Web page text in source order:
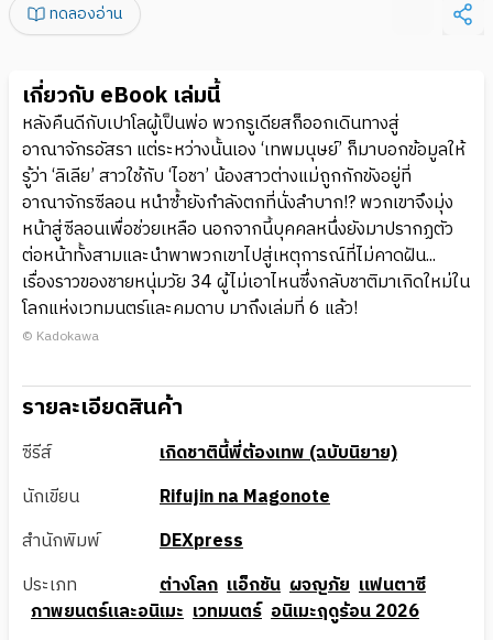
ทดลองอ่าน
เกี่ยวกับ eBook เล่มนี้
หลังคืนดีกับเปาโลผู้เป็นพ่อ พวกรูเดียสก็ออกเดินทางสู่
อาณาจักรอัสรา แต่ระหว่างนั้นเอง ‘เทพมนุษย์’ ก็มาบอกข้อมูลให้
รู้ว่า ‘ลิเลีย’ สาวใช้กับ ‘ไอชา’ น้องสาวต่างแม่ถูกกักขังอยู่ที่
อาณาจักรซีลอน หนำซ้ำยังกำลังตกที่นั่งลำบาก!? พวกเขาจึงมุ่ง
หน้าสู่ซีลอนเพื่อช่วยเหลือ นอกจากนี้บุคคลหนึ่งยังมาปรากฏตัว
ต่อหน้าทั้งสามและนำพาพวกเขาไปสู่เหตุการณ์ที่ไม่คาดฝัน...
เรื่องราวของชายหนุ่มวัย 34 ผู้ไม่เอาไหนซึ่งกลับชาติมาเกิดใหม่ใน
โลกแห่งเวทมนตร์และคมดาบ มาถึงเล่มที่ 6 แล้ว!
© Kadokawa
รายละเอียดสินค้า
ซีรีส์
เกิดชาตินี้พี่ต้องเทพ (ฉบับนิยาย)
นักเขียน
Rifujin na Magonote
สำนักพิมพ์
DEXpress
ประเภท
ต่างโลก แอ็กชัน ผจญภัย แฟนตาซี
ภาพยนตร์และอนิเมะ เวทมนตร์ อนิเมะฤดูร้อน 2026